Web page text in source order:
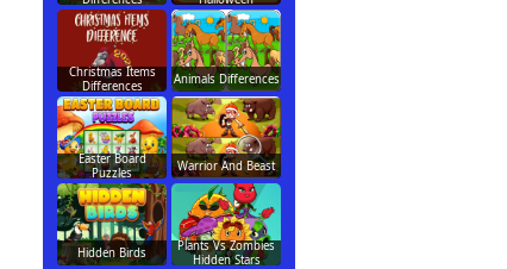
Christmas Items
Differences
Animals Differences
Easter Board
Puzzles
Warrior And Beast
Hidden Birds
Plants Vs Zombies
Hidden Stars